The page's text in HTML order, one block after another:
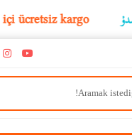
Türkiye içi ücretsiz kargo